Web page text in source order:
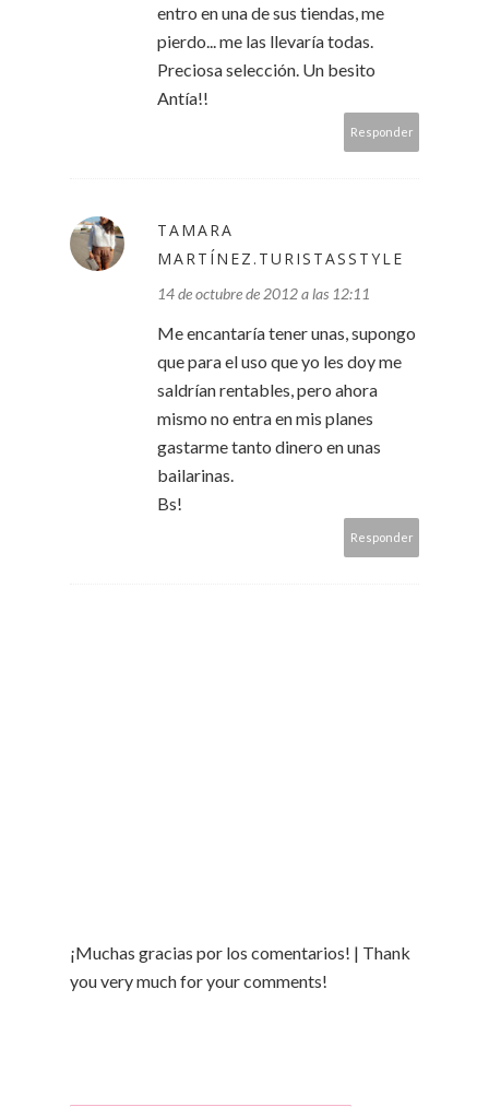
entro en una de sus tiendas, me
pierdo... me las llevaría todas.
Preciosa selección. Un besito
Antía!!
Responder
TAMARA
MARTÍNEZ.TURISTASSTYLE
14 de octubre de 2012 a las 12:11
Me encantaría tener unas, supongo
que para el uso que yo les doy me
saldrían rentables, pero ahora
mismo no entra en mis planes
gastarme tanto dinero en unas
bailarinas.
Bs!
Responder
¡Muchas gracias por los comentarios! | Thank
you very much for your comments!